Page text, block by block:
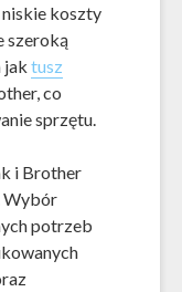
niskie koszty
szeroką
jak tusz
co
sprzętu.
i Brother
Wybór
potrzeb